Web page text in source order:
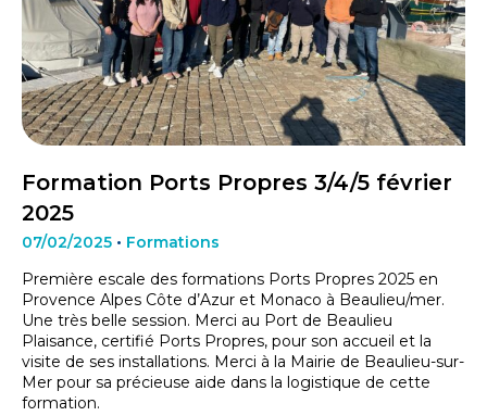
Formation Ports Propres 3/4/5 février
2025
07/02/2025 • Formations
Première escale des formations Ports Propres 2025 en
Provence Alpes Côte d’Azur et Monaco à Beaulieu/mer.
Une très belle session. Merci au Port de Beaulieu
Plaisance, certifié Ports Propres, pour son accueil et la
visite de ses installations. Merci à la Mairie de Beaulieu-sur-
Mer pour sa précieuse aide dans la logistique de cette
formation.